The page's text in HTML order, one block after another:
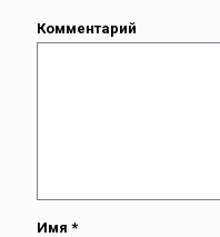
Комментарий
Имя *